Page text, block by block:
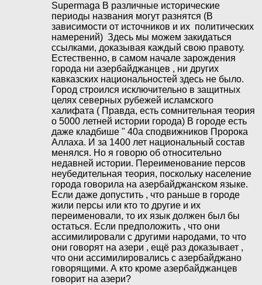
Supermaga В различные исторические
периоды названия могут разнятся (В
зависимости от источников и их политических
намерений) Здесь мы можем закидаться
ссылками, доказывая каждый свою правоту.
Естественно, в самом начале зарождения
города ни азербайджанцев , ни других
кавказских национальностей здесь не было.
Город строился исключительно в защитных
целях северных рубежей исламского
халифата ( Правда, есть сомнительная теория
о 5000 летней истории города) В городе есть
даже кладбише " 40а сподвижников Пророка
Аллаха. И за 1400 лет национальный состав
менялся. Но я говорю об относительно
недавней истории. Переименование персов
неубедительная теория, поскольку население
города говорила на азербайджанском языке.
Если даже допустить , что раньше в городе
жили персы или кто то другие и их
переименовали, то их язык должен был бы
остаться. Если предположить , что они
ассимилировали с другими народами, то что
они говорят на азери , ещё раз доказывает ,
что они ассимилировались с азербайджано
говорящими. А кто кроме азербайджанцев
говорит на азери?